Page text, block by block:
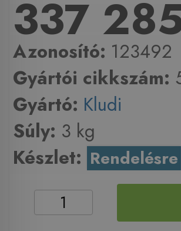
337
Azonosító: 123492
Gyártói cikkszám:
Gyártó: Kludi
Súly: 3 kg
Készlet: Rendelésre